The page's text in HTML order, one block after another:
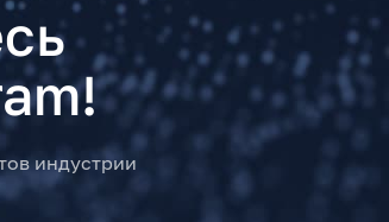
индустрии